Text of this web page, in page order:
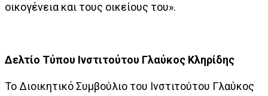
οικογένεια και τους οικείους του».
Δελτίο Τύπου Ινστιτούτου Γλαύκος Κληρίδης
Το Διοικητικό Συμβούλιο του Ινστιτούτου Γλαύκος